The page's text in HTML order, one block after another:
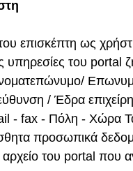
επισκέπτη ως
υπηρεσίες του portal
/ Έδρα
- fax - Πόλη - Χώρα
προσωπικά
αρχείο του portal που